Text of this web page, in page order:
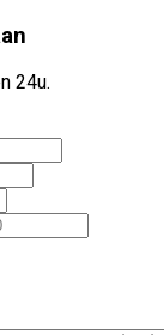
24u.